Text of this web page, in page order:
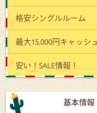
格安シングルルーム
最大15,000円キャッシ
安い！SALE情報！
基本情報